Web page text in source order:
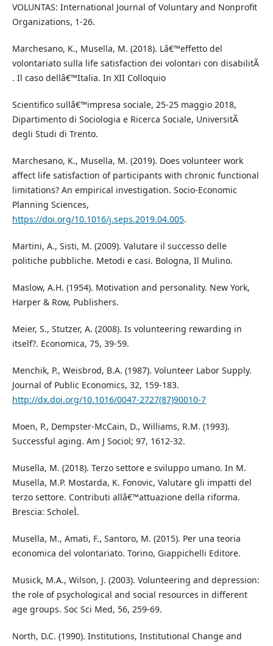
VOLUNTAS: International Journal of Voluntary and Nonprofit
Organizations, 1-26.
Marchesano, K., Musella, M. (2018). Lâ€™effetto del
volontariato sulla life satisfaction dei volontari con disabilitÃ
. Il caso dellâ€™Italia. In XII Colloquio
Scientifico sullâ€™impresa sociale, 25-25 maggio 2018,
Dipartimento di Sociologia e Ricerca Sociale, UniversitÃ
degli Studi di Trento.
Marchesano, K., Musella, M. (2019). Does volunteer work
affect life satisfaction of participants with chronic functional
limitations? An empirical investigation. Socio-Economic
Planning Sciences,
https://doi.org/10.1016/j.seps.2019.04.005.
Martini, A., Sisti, M. (2009). Valutare il successo delle
politiche pubbliche. Metodi e casi. Bologna, Il Mulino.
Maslow, A.H. (1954). Motivation and personality. New York,
Harper & Row, Publishers.
Meier, S., Stutzer, A. (2008). Is volunteering rewarding in
itself?. Economica, 75, 39-59.
Menchik, P., Weisbrod, B.A. (1987). Volunteer Labor Supply.
Journal of Public Economics, 32, 159-183.
http://dx.doi.org/10.1016/0047-2727(87)90010-7
Moen, P., Dempster-McCain, D., Williams, R.M. (1993).
Successful aging. Am J Sociol; 97, 1612-32.
Musella, M. (2018). Terzo settore e sviluppo umano. In M.
Musella, M.P. Mostarda, K. Fonovic, Valutare gli impatti del
terzo settore. Contributi allâ€™attuazione della riforma.
Brescia: ScholeÌ.
Musella, M., Amati, F., Santoro, M. (2015). Per una teoria
economica del volontariato. Torino, Giappichelli Editore.
Musick, M.A., Wilson, J. (2003). Volunteering and depression:
the role of psychological and social resources in different
age groups. Soc Sci Med, 56, 259-69.
North, D.C. (1990). Institutions, Institutional Change and